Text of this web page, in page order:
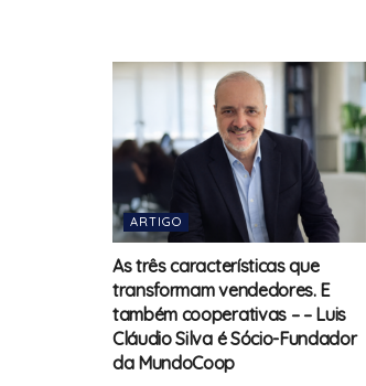
ARTIGO
As três características que
transformam vendedores. E
também cooperativas – – Luis
Cláudio Silva é Sócio-Fundador
da MundoCoop